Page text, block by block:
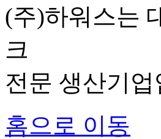
(주)하워스는
크
전문 생산기업
홈으로 이동